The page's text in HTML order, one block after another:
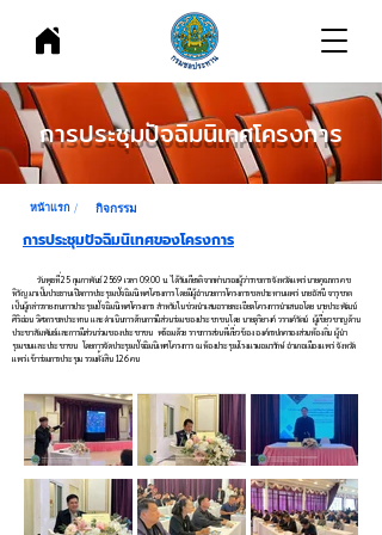
การประชุมปัจฉิมนิเทศโครงการ
กิจกรรม
หน้าแรก /
การประชุมปัจฉิมนิเทศของโครงการ
วันพุธที่ 25 กุมภาพันธ์ 2569 เวลา 09.00 น. ได้รับเกียรติจากท่านรองผู้ว่าราชการจังหวัดแพร่ นายคุณากร คช
หิรัญ มาเป็นประธานเปิดการประชุมปัจฉิมนิเทศโครงการ โดยมีผู้อำนวยการโครงการชลประทานแพร่ นายอัสนี จารุชาต
เป็นผู้กล่าวรายงานการประชุมปัจฉิมนิเทศโครงการ สำหรับในช่วงนำเสนอรายละเอียดโครงการนำเสนอโดย นายประพัฒน์
ศิริอ่อน วิศวกรชลประทาน และดำเนินการด้านการมีส่วนร่วมของประชาชนโดย นายดุริยางค์ วรางค์รัตน์ ผู้เชี่ยวชาญด้าน
ประชาสัมพันธ์และการมีส่วนร่วมของประชาชน พร้อมด้วย ราชการส่วนที่เกี่ยวข้อง องค์กรปกครองส่วนท้องถิ่น ผู้นำ
ชุมชนและประชาชน โดยการจัดประชุมปัจฉิมนิเทศโครงการ ณ ห้องประชุมโรงแรมอมรรักษ์ อำเภอเมืองแพร่ จังหวัด
แพร่ เข้าร่วมการประชุม รวมทั้งสิน 126 คน